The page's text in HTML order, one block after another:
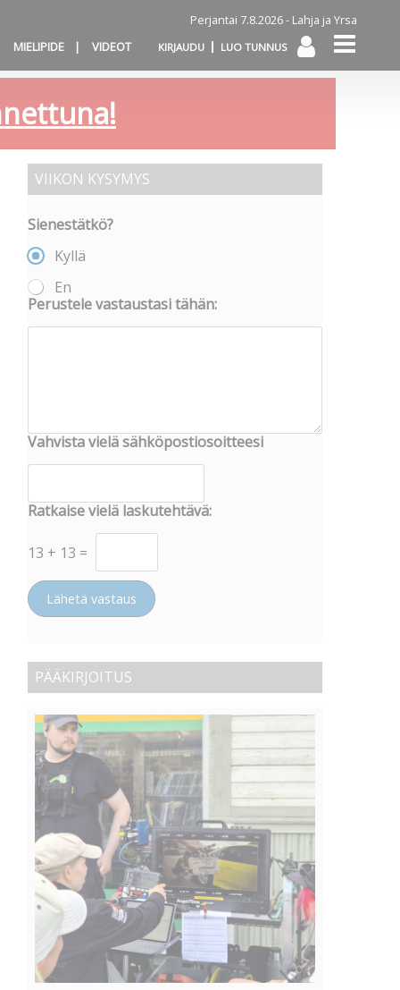
Perjantai 7.8.2026 - Lahja ja Yrsa
MIELIPIDE
VIDEOT KIRJAUDU LUO TUNNUS
VIIKON KYSYMYS
Sienestätkö?
Kyllä
En
Perustele vastaustasi tähän:
Vahvista vielä sähköpostiosoitteesi
Ratkaise vielä laskutehtävä:
13 + 13 =
Lähetä vastaus
PÄÄKIRJOITUS